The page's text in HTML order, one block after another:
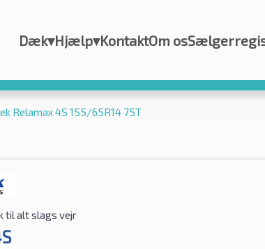
Dæk▾Hjælp▾KontaktOm os
Relamax 4S 155/65R14 75T
til alt slags vejr